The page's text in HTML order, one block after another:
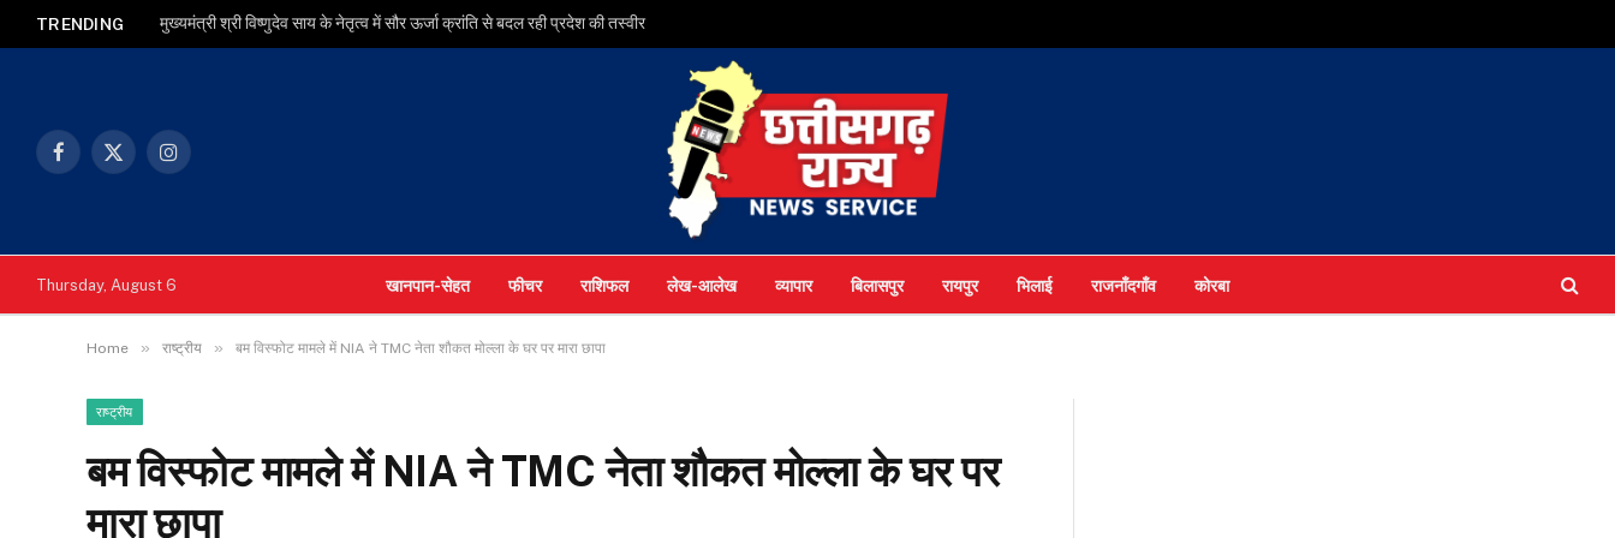
TRENDING मुख्यमंत्री श्री विष्णुदेव साय के नेतृत्व में सौर ऊर्जा क्रांति से बदल रही प्रदेश की तस्वीर
Facebook
X
Instagram
Thursday, August 6 खानपान-सेहत फीचर राशिफल लेख-आलेख व्यापार बिलासपुर रायपुर भिलाई राजनाँदगाँव कोरबा
Home » राष्ट्रीय » बम विस्फोट मामले में NIA ने TMC नेता शौकत मोल्ला के घर पर मारा छापा
राष्ट्रीय
बम विस्फोट मामले में NIA ने TMC नेता शौकत मोल्ला के घर पर
मारा छापा